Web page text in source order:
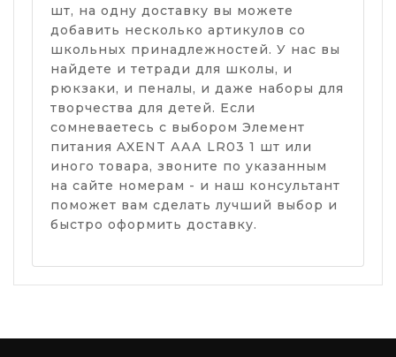
шт, на одну доставку вы можете
добавить несколько артикулов со
школьных принадлежностей. У нас вы
найдете и тетради для школы, и
рюкзаки, и пеналы, и даже наборы для
творчества для детей. Если
сомневаетесь с выбором Элемент
питания AXENT ААА LR03 1 шт или
иного товара, звоните по указанным
на сайте номерам - и наш консультант
поможет вам сделать лучший выбор и
быстро оформить доставку.